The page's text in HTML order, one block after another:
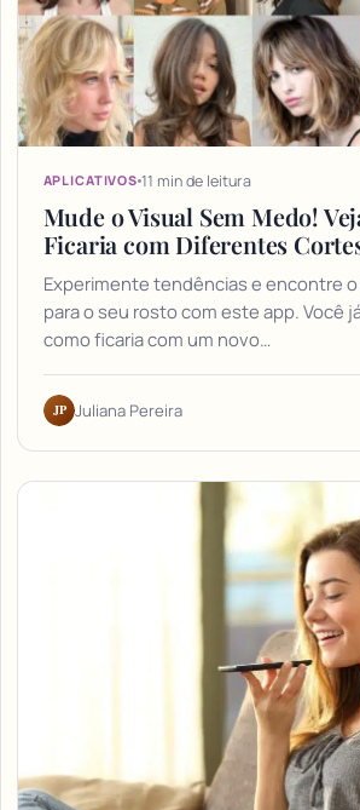
APLICATIVOS 11 min de leitura
Mude o Visual Sem Medo!
Ficaria com Diferentes
Experimente tendências e encontre
para o seu rosto com este app. Você
como ficaria com um novo…
JP Juliana Pereira